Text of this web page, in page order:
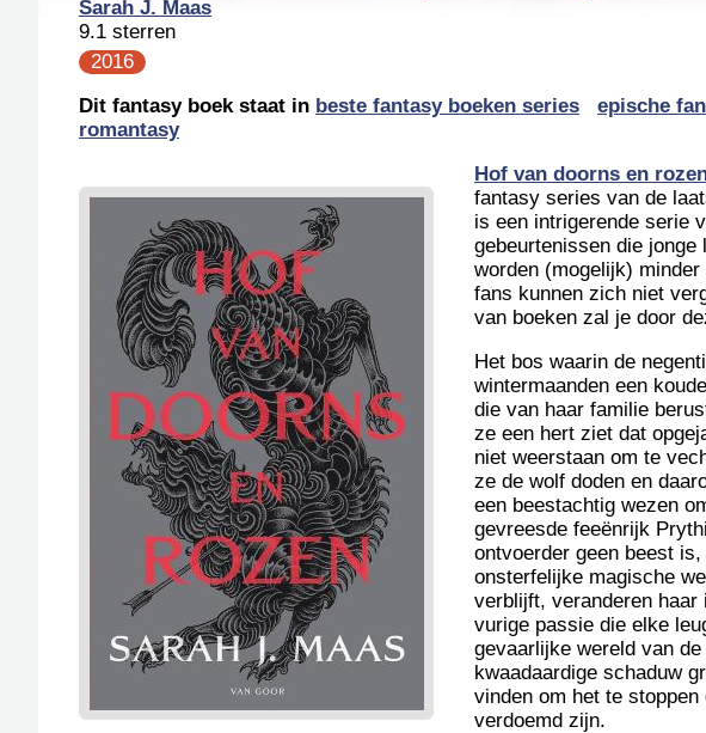
Sarah J. Maas
9.1 sterren
2016
Dit fantasy boek staat in beste fantasy boeken series epische
romantasy
Hof van doorns en
fantasy series van de
is een intrigerende serie
gebeurtenissen die
worden (mogelijk)
fans kunnen zich niet
van boeken zal je door
Het bos waarin de
wintermaanden een
die van haar familie
ze een hert ziet dat
niet weerstaan om te
ze de wolf doden en
een beestachtig wezen
gevreesde feeënrijk
ontvoerder geen beest
onsterfelijke magische
verblijft, veranderen haar
vurige passie die elke
gevaarlijke wereld van
kwaadaardige schaduw
vinden om het te
verdoemd zijn.